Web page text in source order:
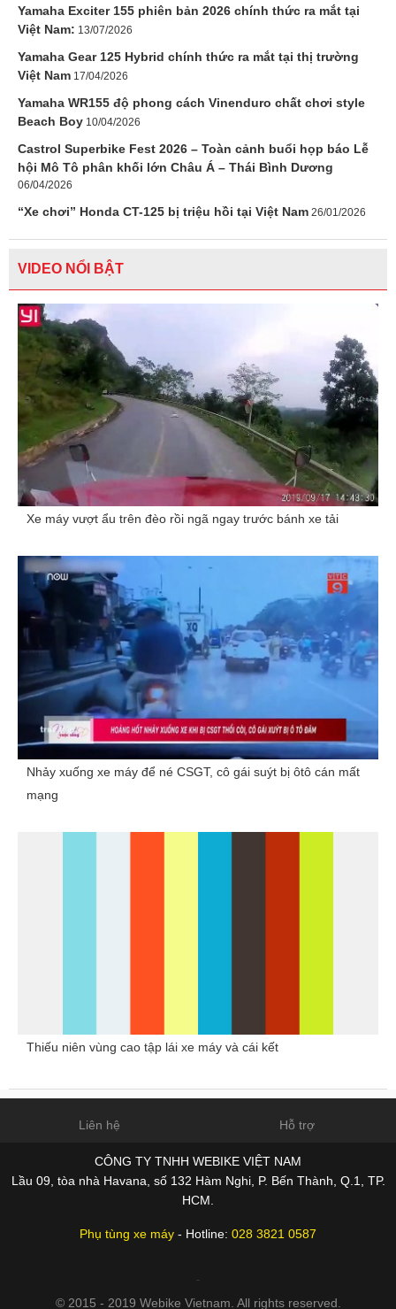
Yamaha Exciter 155 phiên bản 2026 chính thức ra mắt tại
Việt Nam: 13/07/2026
Yamaha Gear 125 Hybrid chính thức ra mắt tại thị trường
Việt Nam 17/04/2026
Yamaha WR155 độ phong cách Vinenduro chất chơi style
Beach Boy 10/04/2026
Castrol Superbike Fest 2026 – Toàn cảnh buổi họp báo Lễ
hội Mô Tô phân khối lớn Châu Á – Thái Bình Dương
06/04/2026
“Xe chơi” Honda CT-125 bị triệu hồi tại Việt Nam 26/01/2026
VIDEO NỔI BẬT
Xe máy vượt ẩu trên đèo rồi ngã ngay trước bánh xe tải
Nhảy xuống xe máy để né CSGT, cô gái suýt bị ôtô cán mất
mạng
Thiếu niên vùng cao tập lái xe máy và cái kết
Liên hệ Hỗ trợ
CÔNG TY TNHH WEBIKE VIỆT NAM
Lầu 09, tòa nhà Havana, số 132 Hàm Nghi, P. Bến Thành, Q.1, TP.
HCM.
Phụ tùng xe máy - Hotline: 028 3821 0587
© 2015 - 2019 Webike Vietnam. All rights reserved.